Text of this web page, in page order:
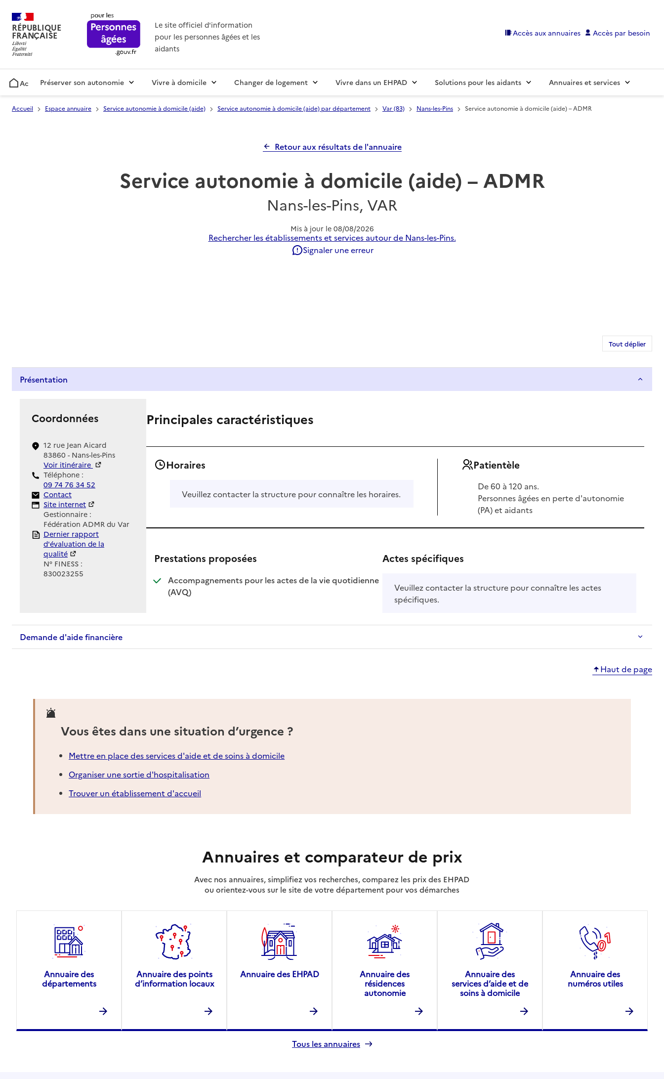
RÉPUBLIQUE
FRANÇAISE
Le site officiel d'information
pour les personnes âgées et les
aidants
Accès aux annuaires Accès par besoin
AccueilPréserver son autonomie Vivre à domicile Changer de logement Vivre dans un EHPAD Solutions pour les aidants Annuaires et services
Accueil Espace annuaire Service autonomie à domicile (aide) Service autonomie à domicile (aide) par département Var (83) Nans-les-Pins Service autonomie à domicile (aide) – ADMR
Retour aux résultats de l'annuaire
Service autonomie à domicile (aide) – ADMR
Nans-les-Pins, VAR
Mis à jour le 08/08/2026
Rechercher les établissements et services autour de Nans-les-Pins.
Signaler une erreur
Tout déplier
Présentation
Coordonnées
12 rue Jean Aicard
83860 - Nans-les-Pins
Voir itinéraire
Téléphone :
09 74 76 34 52
Contact
Contact
Site Internet
Site internet
Gestionnaire :
Fédération ADMR du Var
Rapport HAS
Dernier rapport
d'évaluation de la
qualité
N° FINESS :
830023255
Principales caractéristiques
Horaires
Veuillez contacter la structure pour connaître les horaires.
Patientèle
De 60 à 120 ans.
Personnes âgées en perte d'autonomie
(PA) et aidants
Prestations proposées
Accompagnements pour les actes de la vie quotidienne
(AVQ)
: disponible
: non disponible
Actes spécifiques
Veuillez contacter la structure pour connaître les actes
spécifiques.
Demande d'aide financière
Haut de page
Vous êtes dans une situation d’urgence ?
Mettre en place des services d'aide et de soins à domicile
Organiser une sortie d'hospitalisation
Trouver un établissement d'accueil
Annuaires et comparateur de prix
Avec nos annuaires, simplifiez vos recherches, comparez les prix des EHPAD
ou orientez-vous sur le site de votre département pour vos démarches
Annuaire des
départements
Annuaire des points
d’information locaux
Annuaire des EHPAD
Annuaire des
résidences
autonomie
Annuaire des
services d’aide et de
soins à domicile
Annuaire des
numéros utiles
Tous les annuaires